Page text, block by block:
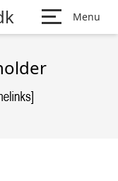
Menu